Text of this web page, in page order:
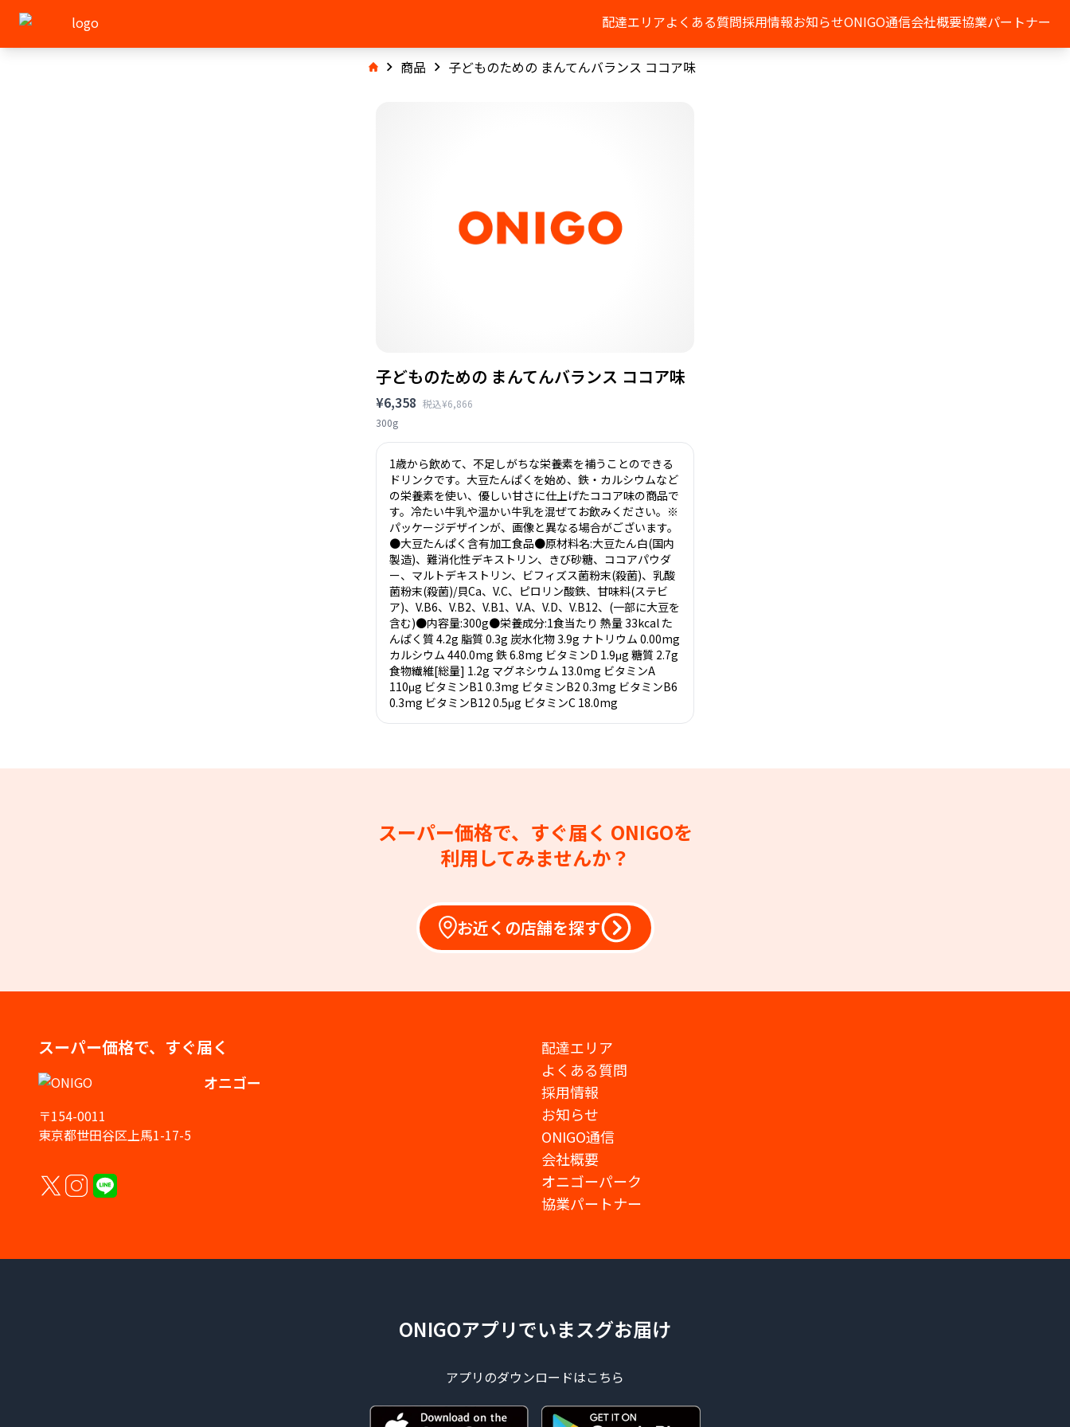
配達エリアよくある質問採用情報お知らせONIGO通信会社概要協業パートナー
商品 子どものための まんてんバランス ココア味
子どものための まんてんバランス ココア味
¥6,358 税込¥6,866
300g
1歳から飲めて、不足しがちな栄養素を補うことのできる
ドリンクです。大豆たんぱくを始め、鉄・カルシウムなど
の栄養素を使い、優しい甘さに仕上げたココア味の商品で
す。冷たい牛乳や温かい牛乳を混ぜてお飲みください。※
パッケージデザインが、画像と異なる場合がございます。
●大豆たんぱく含有加工食品●原材料名:大豆たん白(国内
製造)、難消化性デキストリン、きび砂糖、ココアパウダ
ー、マルトデキストリン、ビフィズス菌粉末(殺菌)、乳酸
菌粉末(殺菌)/貝Ca、V.C、ピロリン酸鉄、甘味料(ステビ
ア)、V.B6、V.B2、V.B1、V.A、V.D、V.B12、(一部に大豆を
含む)●内容量:300g●栄養成分:1食当たり 熱量 33kcal た
んぱく質 4.2g 脂質 0.3g 炭水化物 3.9g ナトリウム 0.00mg
カルシウム 440.0mg 鉄 6.8mg ビタミンD 1.9μg 糖質 2.7g
食物繊維[総量] 1.2g マグネシウム 13.0mg ビタミンA
110μg ビタミンB1 0.3mg ビタミンB2 0.3mg ビタミンB6
0.3mg ビタミンB12 0.5μg ビタミンC 18.0mg
スーパー価格で、すぐ届く ONIGOを
利用してみませんか？
お近くの店舗を探す
スーパー価格で、すぐ届く
オニゴー
〒154-0011
東京都世田谷区上馬1-17-5
配達エリア
よくある質問
採用情報
お知らせ
ONIGO通信
会社概要
オニゴーパーク
協業パートナー
ONIGOアプリでいまスグお届け
アプリのダウンロードはこちら